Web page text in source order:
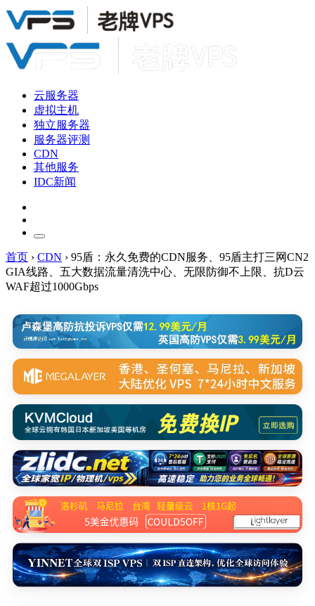
云服务器
虚拟主机
独立服务器
服务器评测
CDN
其他服务
IDC新闻
首页 › CDN › 95盾：永久免费的CDN服务、95盾主打三网CN2
GIA线路、五大数据流量清洗中心、无限防御不上限、抗D云
WAF超过1000Gbps